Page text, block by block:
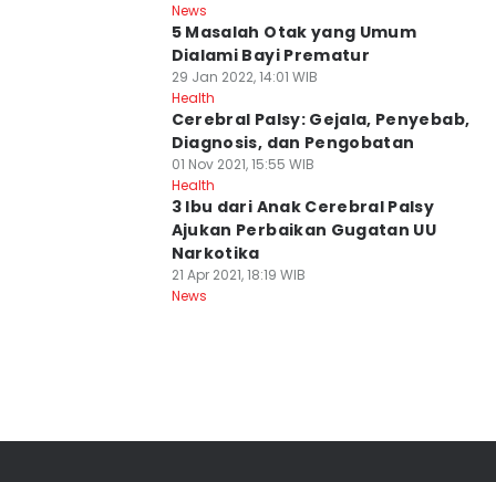
News
5 Masalah Otak yang Umum
Dialami Bayi Prematur
29 Jan 2022, 14:01 WIB
Health
Cerebral Palsy: Gejala, Penyebab,
Diagnosis, dan Pengobatan
01 Nov 2021, 15:55 WIB
Health
3 Ibu dari Anak Cerebral Palsy
Ajukan Perbaikan Gugatan UU
Narkotika
21 Apr 2021, 18:19 WIB
News